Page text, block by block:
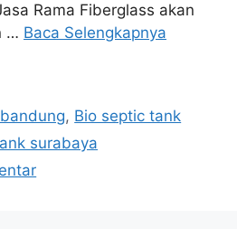
Rama Fiberglass akan
… Baca Selengkapnya
, Bio septic tank
surabaya